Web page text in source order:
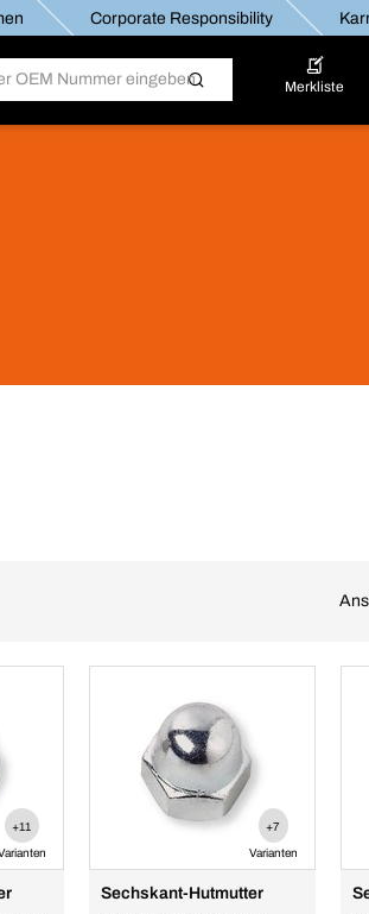
Corporate Responsibility
Merkliste
+11 +7
Varianten
Sechskant-Hutmutter